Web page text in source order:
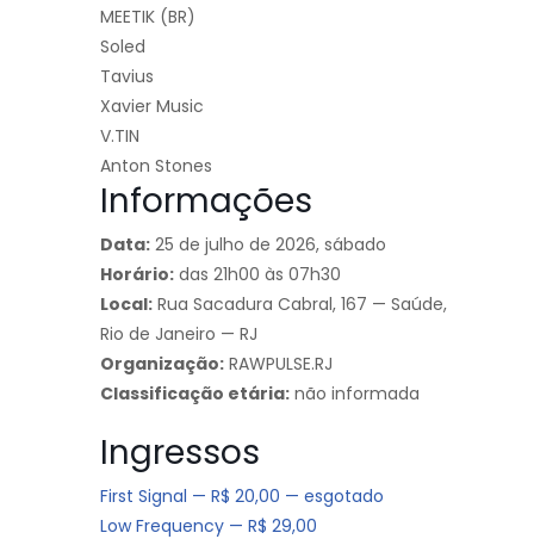
MEETIK (BR)
Soled
Tavius
Xavier Music
V.TIN
Anton Stones
Informações
Data: 25 de julho de 2026, sábado
Horário: das 21h00 às 07h30
Local: Rua Sacadura Cabral, 167 — Saúde,
Rio de Janeiro — RJ
Organização: RAWPULSE.RJ
Classificação etária: não informada
Ingressos
First Signal — R$ 20,00 — esgotado
Low Frequency — R$ 29,00